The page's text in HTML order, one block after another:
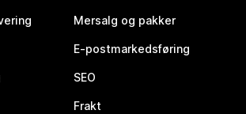
Mersalg og pakker
E-postmarkedsføring
SEO
Frakt